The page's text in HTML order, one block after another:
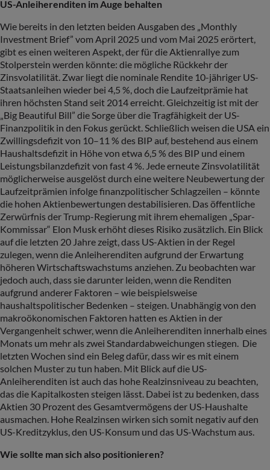
US-Anleiherenditen im Auge behalten
Wie bereits in den letzten beiden Ausgaben des „Monthly
Investment Brief” vom April 2025 und vom Mai 2025 erörtert,
gibt es einen weiteren Aspekt, der für die Aktienrallye zum
Stolperstein werden könnte: die mögliche Rückkehr der
Zinsvolatilität. Zwar liegt die nominale Rendite 10-jähriger US-
Staatsanleihen wieder bei 4,5 %, doch die Laufzeitprämie hat
ihren höchsten Stand seit 2014 erreicht. Gleichzeitig ist mit der
„Big Beautiful Bill” die Sorge über die Tragfähigkeit der US-
Finanzpolitik in den Fokus gerückt. Schließlich weisen die USA ein
Zwillingsdefizit von 10–11 % des BIP auf, bestehend aus einem
Haushaltsdefizit in Höhe von etwa 6,5 % des BIP und einem
Leistungsbilanzdefizit von fast 4 %. Jede erneute Zinsvolatilität
möglicherweise ausgelöst durch eine weitere Neubewertung der
Laufzeitprämien infolge finanzpolitischer Schlagzeilen – könnte
die hohen Aktienbewertungen destabilisieren. Das öffentliche
Zerwürfnis der Trump-Regierung mit ihrem ehemaligen „Spar-
Kommissar“ Elon Musk erhöht dieses Risiko zusätzlich. Ein Blick
auf die letzten 20 Jahre zeigt, dass US-Aktien in der Regel
zulegen, wenn die Anleiherenditen aufgrund der Erwartung
höheren Wirtschaftswachstums anziehen. Zu beobachten war
jedoch auch, dass sie darunter leiden, wenn die Renditen
aufgrund anderer Faktoren – wie beispielsweise
haushaltspolitischer Bedenken – steigen. Unabhängig von den
makroökonomischen Faktoren hatten es Aktien in der
Vergangenheit schwer, wenn die Anleiherenditen innerhalb eines
Monats um mehr als zwei Standardabweichungen stiegen. Die
letzten Wochen sind ein Beleg dafür, dass wir es mit einem
solchen Muster zu tun haben. Mit Blick auf die US-
Anleiherenditen ist auch das hohe Realzinsniveau zu beachten,
das die Kapitalkosten steigen lässt. Dabei ist zu bedenken, dass
Aktien 30 Prozent des Gesamtvermögens der US-Haushalte
ausmachen. Hohe Realzinsen wirken sich somit negativ auf den
US-Kreditzyklus, den US-Konsum und das US-Wachstum aus.
Wie sollte man sich also positionieren?